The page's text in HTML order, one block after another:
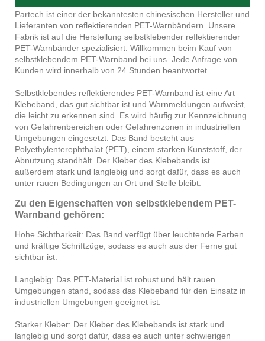
Partech ist einer der bekanntesten chinesischen Hersteller und
Lieferanten von reflektierenden PET-Warnbändern. Unsere
Fabrik ist auf die Herstellung selbstklebender reflektierender
PET-Warnbänder spezialisiert. Willkommen beim Kauf von
selbstklebendem PET-Warnband bei uns. Jede Anfrage von
Kunden wird innerhalb von 24 Stunden beantwortet.
Selbstklebendes reflektierendes PET-Warnband ist eine Art
Klebeband, das gut sichtbar ist und Warnmeldungen aufweist,
die leicht zu erkennen sind. Es wird häufig zur Kennzeichnung
von Gefahrenbereichen oder Gefahrenzonen in industriellen
Umgebungen eingesetzt. Das Band besteht aus
Polyethylenterephthalat (PET), einem starken Kunststoff, der
Abnutzung standhält. Der Kleber des Klebebands ist
außerdem stark und langlebig und sorgt dafür, dass es auch
unter rauen Bedingungen an Ort und Stelle bleibt.
Zu den Eigenschaften von selbstklebendem PET-
Warnband gehören:
Hohe Sichtbarkeit: Das Band verfügt über leuchtende Farben
und kräftige Schriftzüge, sodass es auch aus der Ferne gut
sichtbar ist.
Langlebig: Das PET-Material ist robust und hält rauen
Umgebungen stand, sodass das Klebeband für den Einsatz in
industriellen Umgebungen geeignet ist.
Starker Kleber: Der Kleber des Klebebands ist stark und
langlebig und sorgt dafür, dass es auch unter schwierigen